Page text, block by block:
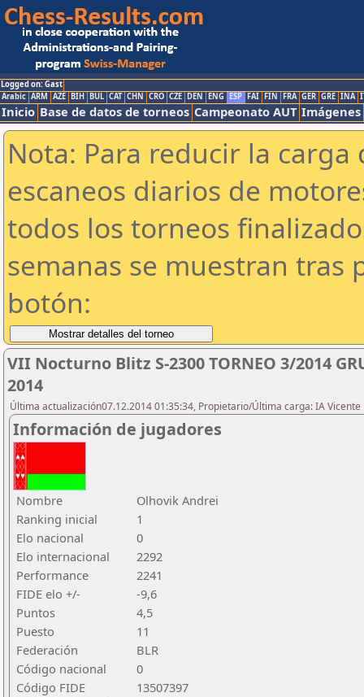
Logged on: Gast
Arabic ARM AZE BIH BUL CAT CHN CRO CZE DEN ENG ESP FAI FIN FRA GER GRE INA
Inicio Base de datos de torneos Campeonato AUT Imágenes
Nota: Para reducir la
escaneos diarios de
todos los torneos
semanas se muestran tras
botón:
VII Nocturno Blitz S-2300 TORNEO 3/2014
2014
Última actualización07.12.2014 01:35:34, Propietario/Última carga: IA Vicente
Información de jugadores
Nombre
Olhovik Andrei
Ranking inicial
1
Elo nacional
0
Elo internacional
2292
Performance
2241
FIDE elo +/-
-9,6
Puntos
4,5
Puesto
11
Federación
BLR
Código nacional
0
Código FIDE
13507397